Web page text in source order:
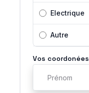
Electrique
Autre
Vos coordonées